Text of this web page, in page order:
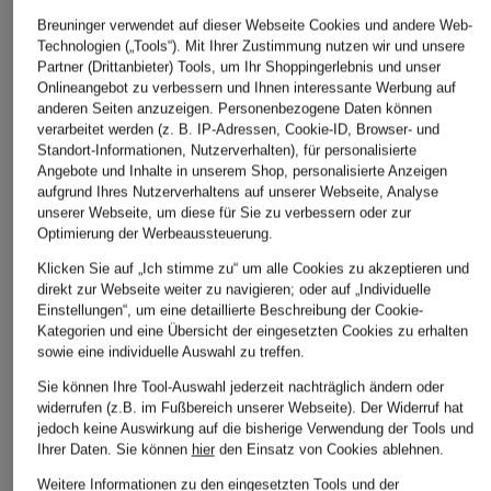
+Aktionsrabatt
ELIAS RUMELIS
Sweatshirt REMI mit
3/4-Arm
79,99 €
Bestpreis:67,99 €
Ursprünglich:129,99 €
BOSS
T-Shirt
89,95 €
someday
Sweatshirt
DETAIL
39,99 €
Bestpreis:79,99 €
Weitere Kategorien
Breuninger verwendet auf dieser Webseite Cookies und andere Web-
Technologien („Tools“). Mit Ihrer Zustimmung nutzen wir und unsere
Partner (Drittanbieter) Tools, um Ihr Shoppingerlebnis und unser
Onlineangebot zu verbessern und Ihnen interessante Werbung auf
anderen Seiten anzuzeigen. Personenbezogene Daten können
verarbeitet werden (z. B. IP-Adressen, Cookie-ID, Browser- und
Standort-Informationen, Nutzerverhalten), für personalisierte
Angebote und Inhalte in unserem Shop, personalisierte Anzeigen
aufgrund Ihres Nutzerverhaltens auf unserer Webseite, Analyse
unserer Webseite, um diese für Sie zu verbessern oder zur
Optimierung der Werbeaussteuerung.
Klicken Sie auf „Ich stimme zu“ um alle Cookies zu akzeptieren und
direkt zur Webseite weiter zu navigieren; oder auf „Individuelle
Einstellungen“, um eine detaillierte Beschreibung der Cookie-
Kategorien und eine Übersicht der eingesetzten Cookies zu erhalten
sowie eine individuelle Auswahl zu treffen.
Sie können Ihre Tool-Auswahl jederzeit nachträglich ändern oder
widerrufen (z.B. im Fußbereich unserer Webseite). Der Widerruf hat
jedoch keine Auswirkung auf die bisherige Verwendung der Tools und
Ihrer Daten. Sie können hierden Einsatz von Cookies ablehnen.
Weitere Informationen zu den eingesetzten Tools und der